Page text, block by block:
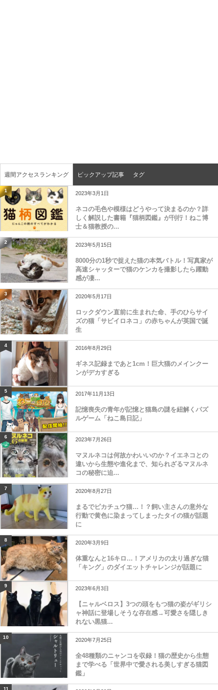
週間アクセスランキング ピックアップ記事 タグ
1 2023年3月1日
ネコの毛色や模様はどうやって決まるのか？詳
しく解説した書籍『猫柄図鑑』が刊行！ねこ博
士＆猫教授の...
2 2023年5月15日
8000分の1秒で捉えた猫の本気バトル！写真家が
高速シャッターで猫のケンカを撮影したら躍動
感が凄...
3 2020年5月17日
ロックダウン直前に生まれた命、手のひらサイ
ズの猫「サビイロネコ」の赤ちゃんが英国で誕
生
4 2016年8月29日
ギネス記録まであと1cm！巨大猫のメインクー
ンがデカすぎる
5 2017年11月13日
記憶喪失の青年が記憶と猫島の謎を紐解くパズ
ルゲーム「ねこ島日記」
6 2023年7月26日
マヌルネコは何故かわいいのか？イエネコとの
違いから生態や進化まで、知られざるマヌルネ
コの秘密に迫...
7 2020年8月27日
まるでピカチュウ猫…！？飼い主さんの意外な
行動で黄色に染まってしまったタイの猫が話題
に
8 2020年3月9日
体重なんと16キロ…！アメリカの太り過ぎな猫
「キング」のダイエットチャレンジが話題に
9 2023年6月3日
【ニャルベロス】3つの頭をもつ猫の姿がギリシ
ャ神話に登場しそうな存在感→可愛さを隠しき
れない黒猫...
10 2020年7月25日
全48種類のニャンコを収録！猫の歴史から生態
まで学べる「世界中で愛される美しすぎる猫図
鑑」
11